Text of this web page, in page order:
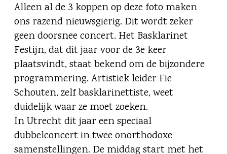
Alleen al de 3 koppen op deze foto maken
ons razend nieuwsgierig. Dit wordt zeker
geen doorsnee concert. Het Basklarinet
Festijn, dat dit jaar voor de 3e keer
plaatsvindt, staat bekend om de bijzondere
programmering. Artistiek leider Fie
Schouten, zelf basklarinettiste, weet
duidelijk waar ze moet zoeken.
In Utrecht dit jaar een speciaal
dubbelconcert in twee onorthodoxe
samenstellingen. De middag start met het